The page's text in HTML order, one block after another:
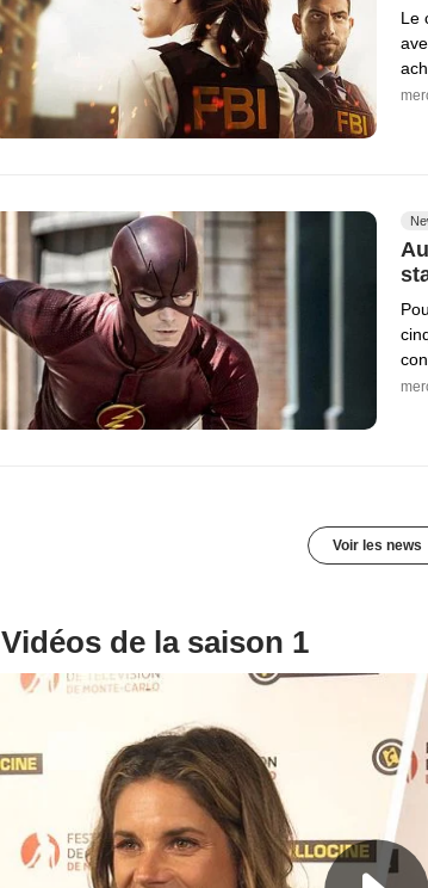
Le
Voir les news
Vidéos de la saison 1